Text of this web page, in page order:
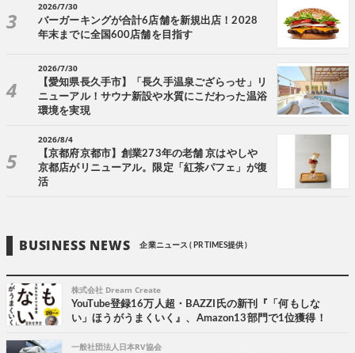
2026/7/30
バーガーキングが合計6店舗を新規出店！2028
年末までに全国600店舗を目指す
2026/7/30
【愛知県長久手市】「長久手温泉ござらっせ」リ
ニューアル！サウナ新設や水質にこだわった温浴
環境を実現
2026/8/4
【京都府京都市】創業273年の老舗 京はやしや
京都店がリニューアル。限定「紅茶パフェ」が復
活
BUSINESS NEWS 企業ニュース ( PR TIMES提供 )
株式会社 Dream Create
YouTube登録16万人超・BAZZI氏の新刊『「何もしな
い」ほうがうまくいく』、Amazon13部門で1位獲得！
一般社団法人日本RV協会